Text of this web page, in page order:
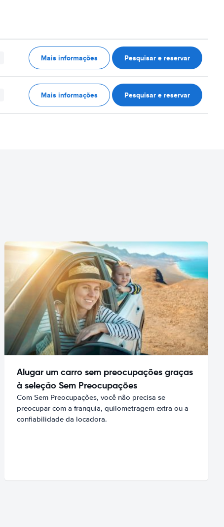
Mais informações Pesquisar e reservar
Mais informações Pesquisar e reservar
Alugar um carro sem preocupações graças
à seleção Sem Preocupações
Com Sem Preocupações, você não precisa se
preocupar com a franquia, quilometragem extra ou a
confiabilidade da locadora.